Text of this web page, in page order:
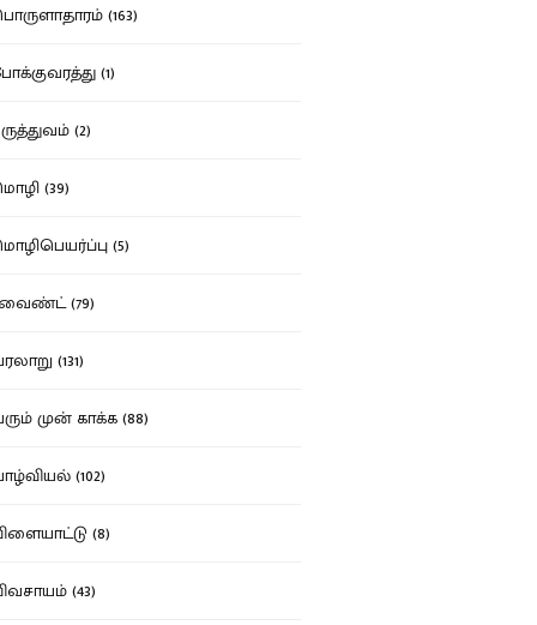
(163)
(1)
(2)
(39)
(5)
(79)
(131)
முன் காக்க (88)
(102)
(8)
(43)